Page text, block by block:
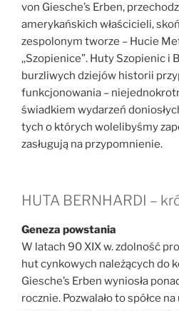
von Giesche’s Erben,
amerykańskich właścicieli,
zespolonym tworze – Hucie
,,Szopienice”. Huty Szopienic i
burzliwych dziejów historii
funkcjonowania –
świadkiem wydarzeń
tych o których wolelibyśmy
zasługują na przypomnienie.
HUTA BERNHARDI –
Geneza powstania
W latach 90 XIX w. zdolność
hut cynkowych należących do
Giesche’s Erben wyniosła
rocznie. Pozwalało to spółce